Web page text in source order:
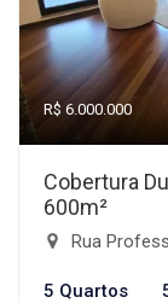
R$ 6.000.000
Cobertura
600m²
Rua Professor
5 Quartos